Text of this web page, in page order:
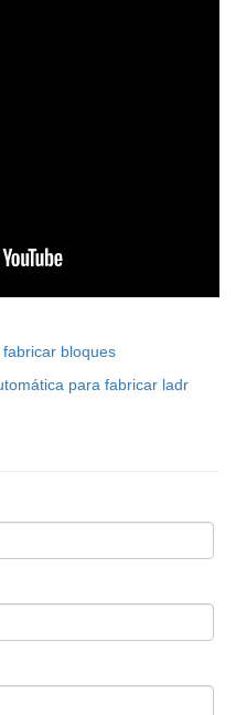
bloques
para fabricar ladr